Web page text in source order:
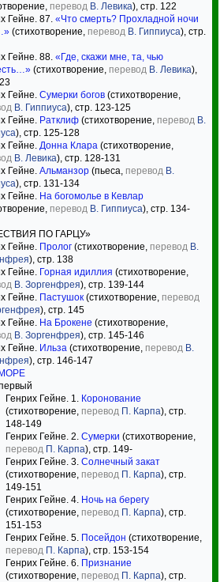
перевод В. Левика), стр. 122
Гейне. 87. «Что смерть? Прохладной ночи
(стихотворение, перевод В. Гиппиуса), стр.
Гейне. 88. «Где, скажи мне, та, чью
(стихотворение, перевод В. Левика),
Гейне. Сумерки богов (стихотворение,
В. Гиппиуса), стр. 123-125
Гейне. Ратклиф (стихотворение, перевод В.
), стр. 125-128
Гейне. Донна Клара (стихотворение,
В. Левика), стр. 128-131
Гейне. Альманзор (пьеса, перевод В.
), стр. 131-134
Гейне. На богомолье в Кевлар
перевод В. Гиппиуса), стр. 134-
ПО ГАРЦУ»
Гейне. Пролог (стихотворение, перевод В.
), стр. 138
Гейне. Горная идиллия (стихотворение,
В. Зоргенфрея), стр. 139-144
Гейне. Пастушок (стихотворение, перевод
), стр. 145
Гейне. На Брокене (стихотворение,
В. Зоргенфрея), стр. 145-146
Гейне. Ильза (стихотворение, перевод В.
), стр. 146-147
Генрих Гейне. 1. Коронование
(стихотворение, перевод П. Карпа), стр.
148-149
Генрих Гейне. 2. Сумерки (стихотворение,
перевод П. Карпа), стр. 149-
Генрих Гейне. 3. Солнечный закат
(стихотворение, перевод П. Карпа), стр.
149-151
Генрих Гейне. 4. Ночь на берегу
(стихотворение, перевод П. Карпа), стр.
151-153
Генрих Гейне. 5. Посейдон (стихотворение,
перевод П. Карпа), стр. 153-154
Генрих Гейне. 6. Признание
(стихотворение, перевод П. Карпа), стр.